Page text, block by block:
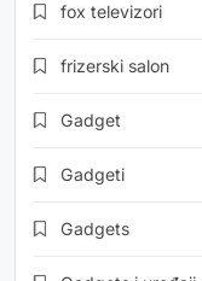
fox televizori
frizerski salon
Gadget
Gadgeti
Gadgets